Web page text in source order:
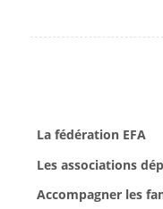
La fédération EFA
Les associations
Accompagner les